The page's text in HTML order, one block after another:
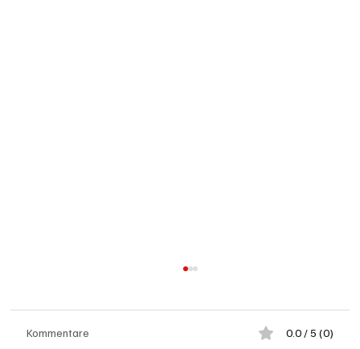
Kommentare 0.0 / 5 (0)